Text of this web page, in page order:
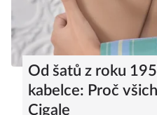
Od šatů z roku
kabelce: Proč
Cigale